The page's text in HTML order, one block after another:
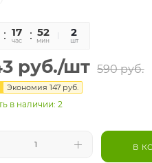
17
час
52
мин
40
сек
2
шт
руб./шт 590руб.
Экономия147 руб.
в наличии: 2
В